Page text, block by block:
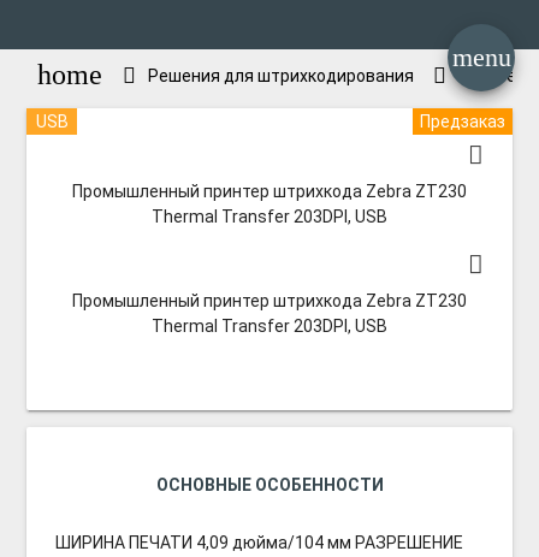
menu
home Решения для штрихкодирования
USB Предзаказ
Промышленный принтер штрихкода Zebra ZT230
Thermal Transfer 203DPI, USB
Промышленный принтер штрихкода Zebra ZT230
Thermal Transfer 203DPI, USB
ОСНОВНЫЕ ОСОБЕННОСТИ
ШИРИНА ПЕЧАТИ 4,09 дюйма/104 мм РАЗРЕШЕНИЕ